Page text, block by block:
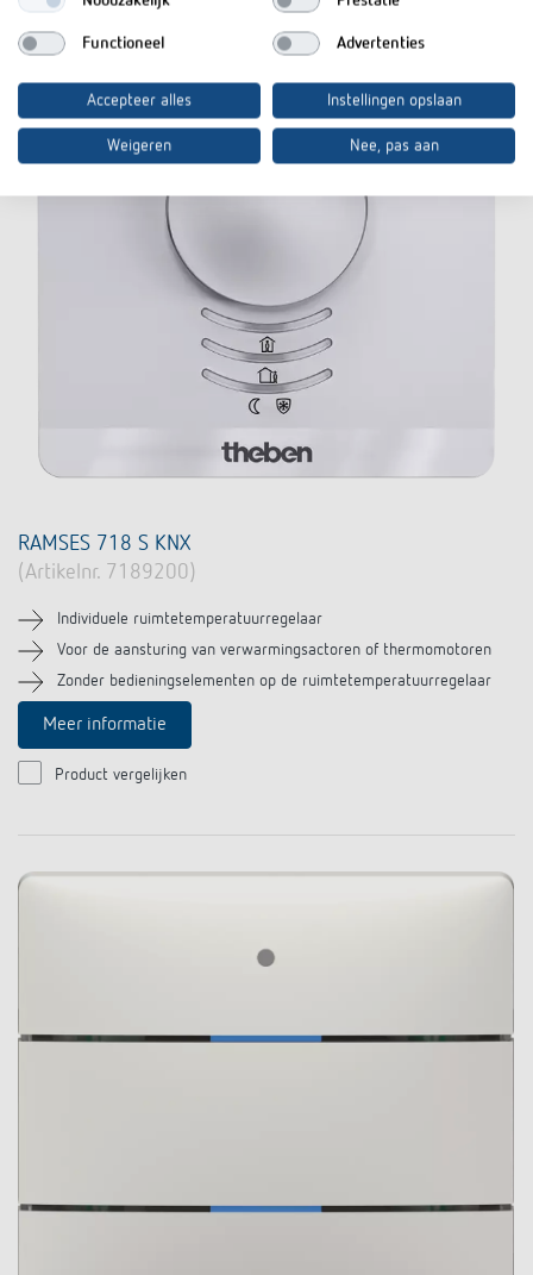
RAMSES 718 S KNX
(Artikelnr. 7189200)
Individuele ruimtetemperatuurregelaar
Voor de aansturing van verwarmingsactoren of thermomotoren
Zonder bedieningselementen op de ruimtetemperatuurregelaar
Meer informatie
Product vergelijken
Functioneel Advertenties
Accepteer alles Instellingen opslaan
Weigeren Nee, pas aan